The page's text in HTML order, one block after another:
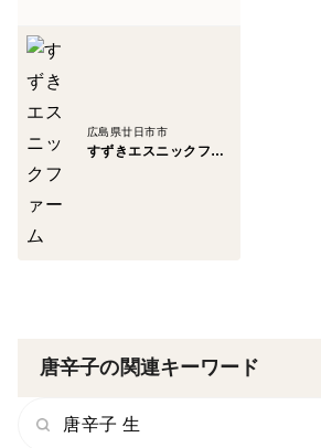
広島県廿日市市
すずきエスニックファーム
唐辛子の関連キーワード
唐辛子 生